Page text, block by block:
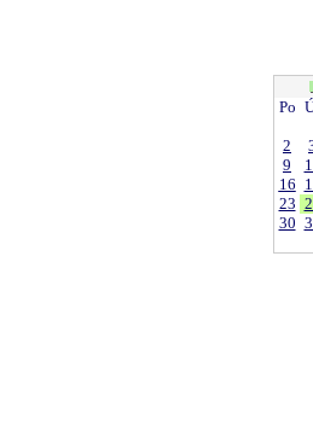
Po
2
9
16
23
30